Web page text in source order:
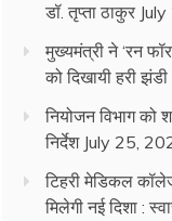
डॉ. तृप्ता ठाकुर
मुख्यमंत्री ने ‘रन
को दिखायी हरी झंडी
नियोजन विभाग को
निर्देश July 25,
टिहरी मेडिकल
मिलेगी नई दिशा :